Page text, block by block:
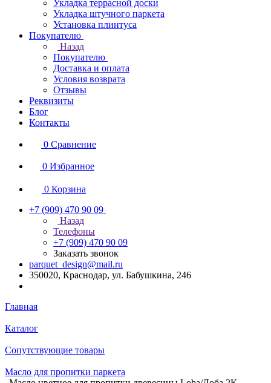
Укладка террасной доски
Укладка штучного паркета
Установка плинтуса
Покупателю
Назад
Покупателю
Доставка и оплата
Условия возврата
Отзывы
Реквизиты
Блог
Контакты
0 Сравнение
0 Избранное
0 Корзина
+7 (909) 470 90 09
Назад
Телефоны
+7 (909) 470 90 09
Заказать звонок
parquet_design@mail.ru
350020, Краснодар, ул. Бабушкина, 246
Главная
Каталог
Сопутствующие товары
Масло для пропитки паркета